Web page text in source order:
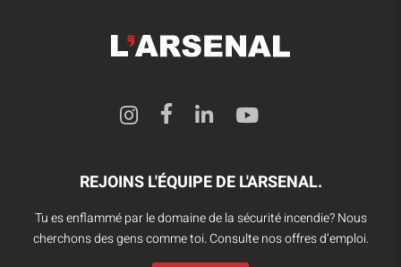
REJOINS L'ÉQUIPE DE L'ARSENAL.
Tu es enflammé par le domaine de la sécurité incendie? Nous
cherchons des gens comme toi. Consulte nos offres d’emploi.